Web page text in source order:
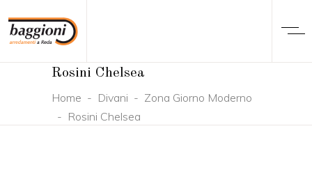
Rosini Chelsea
Home - Divani - Zona Giorno Moderno
- Rosini Chelsea